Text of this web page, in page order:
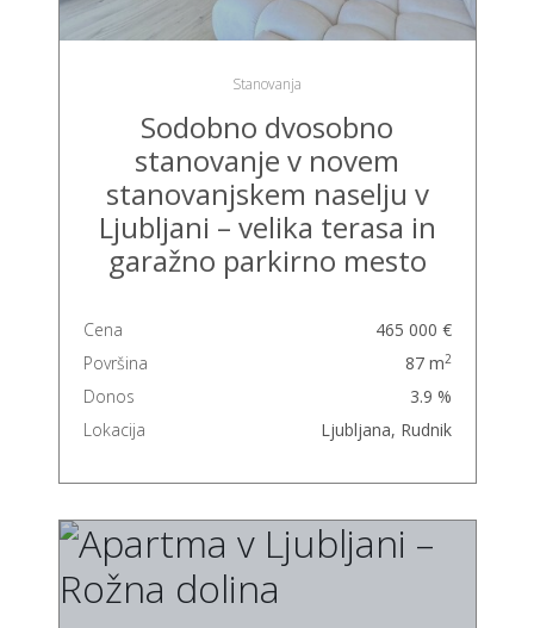
Stanovanja
Sodobno dvosobno
stanovanje v novem
stanovanjskem naselju v
Ljubljani – velika terasa in
garažno parkirno mesto
Cena
465 000 €
Površina
87 m2
Donos
3.9 %
Lokacija
Ljubljana, Rudnik